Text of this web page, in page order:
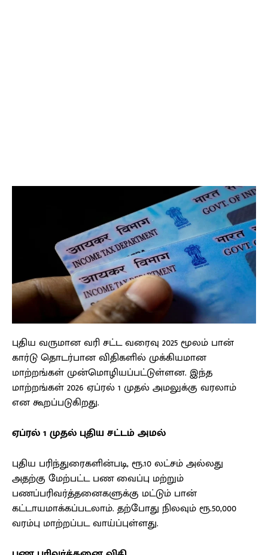
புதிய வருமான வரி சட்ட வரைவு 2025 மூலம் பான்
கார்டு தொடர்பான விதிகளில் முக்கியமான
மாற்றங்கள் முன்மொழியப்பட்டுள்ளன. இந்த
மாற்றங்கள் 2026 ஏப்ரல் 1 முதல் அமலுக்கு வரலாம்
என கூறப்படுகிறது.
ஏப்ரல் 1 முதல் புதிய சட்டம் அமல்
புதிய பரிந்துரைகளின்படி, ரூ.10 லட்சம் அல்லது
அதற்கு மேற்பட்ட பண வைப்பு மற்றும்
பணப்பரிவர்த்தனைகளுக்கு மட்டும் பான்
கட்டாயமாக்கப்படலாம். தற்போது நிலவும் ரூ.50,000
வரம்பு மாற்றப்பட வாய்ப்புள்ளது.